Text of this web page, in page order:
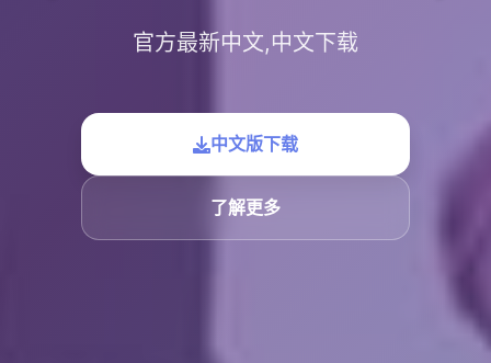
官方最新中文,中文下载
中文版下载
了解更多